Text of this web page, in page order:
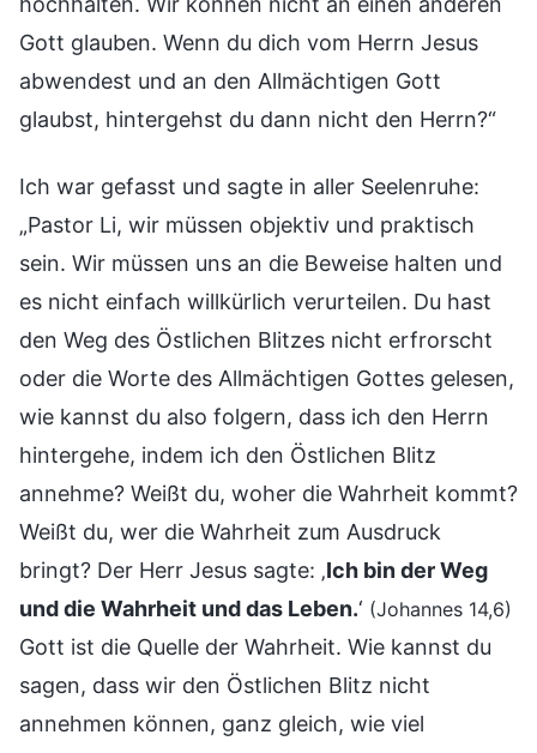
Gott glauben. Wenn du dich vom Herrn Jesus
abwendest und an den Allmächtigen Gott
glaubst, hintergehst du dann nicht den Herrn?“
Ich war gefasst und sagte in aller Seelenruhe:
„Pastor Li, wir müssen objektiv und praktisch
sein. Wir müssen uns an die Beweise halten und
es nicht einfach willkürlich verurteilen. Du hast
den Weg des Östlichen Blitzes nicht erfrorscht
oder die Worte des Allmächtigen Gottes gelesen,
wie kannst du also folgern, dass ich den Herrn
hintergehe, indem ich den Östlichen Blitz
annehme? Weißt du, woher die Wahrheit kommt?
Weißt du, wer die Wahrheit zum Ausdruck
bringt? Der Herr Jesus sagte: ‚Ich bin der Weg
und die Wahrheit und das Leben.‘ (Johannes 14,6)
Gott ist die Quelle der Wahrheit. Wie kannst du
sagen, dass wir den Östlichen Blitz nicht
annehmen können, ganz gleich, wie viel